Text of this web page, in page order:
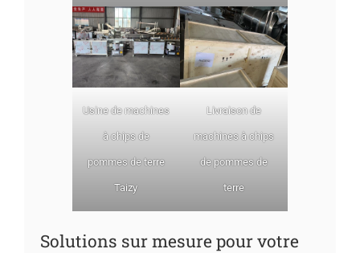
Usine de machines
à chips de
pommes de terre
Taizy
Livraison de
machines à chips
de pommes de
terre
Solutions sur mesure pour votre